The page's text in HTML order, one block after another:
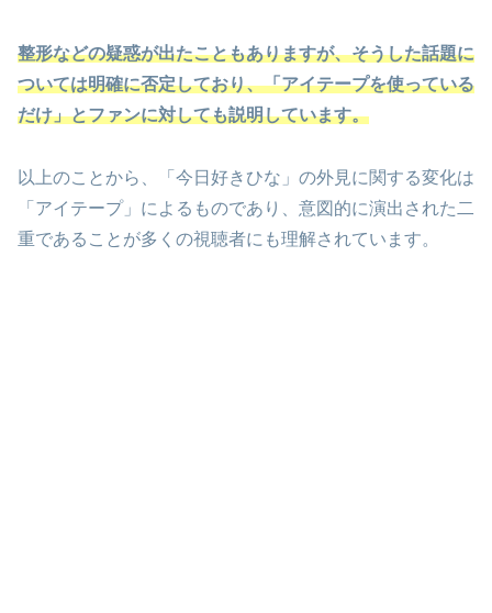
整形などの疑惑が出たこともありますが、そうした話題に
ついては明確に否定しており、「アイテープを使っている
だけ」とファンに対しても説明しています。
以上のことから、「今日好きひな」の外見に関する変化は
「アイテープ」によるものであり、意図的に演出された二
重であることが多くの視聴者にも理解されています。